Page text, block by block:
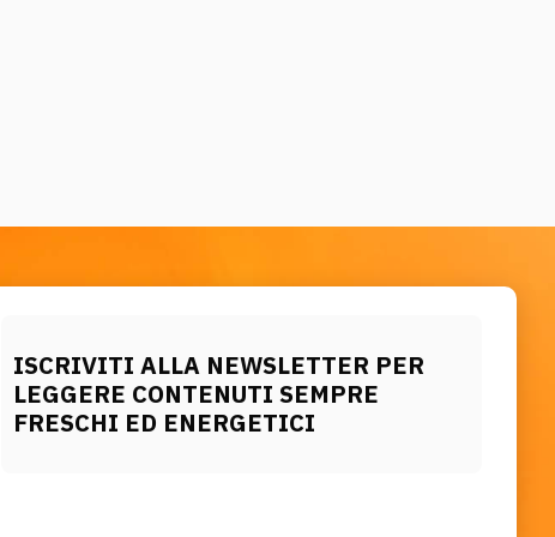
ISCRIVITI ALLA NEWSLETTER PER
LEGGERE CONTENUTI SEMPRE
FRESCHI ED ENERGETICI